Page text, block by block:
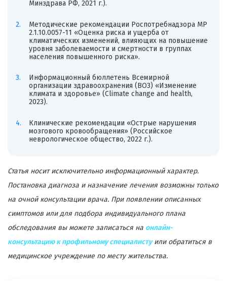
Минздрава РФ, 2021 г.).
Методические рекомендации Роспотребнадзора МР
2.1.10.0057-11 «Оценка риска и ущерба от
климатических изменений, влияющих на повышение
уровня заболеваемости и смертности в группах
населения повышенного риска».
Информационный бюллетень Всемирной
организации здравоохранения (ВОЗ) «Изменение
климата и здоровье» (Climate change and health,
2023).
Клинические рекомендации «Острые нарушения
мозгового кровообращения» (Российское
неврологическое общество, 2022 г.).
Статья носит исключительно информационный характер.
Постановка диагноза и назначение лечения возможны только
на очной консультации врача. При появлении описанных
симптомов или для подбора индивидуального плана
обследования вы можете записаться на онлайн-
консультацию к профильному специалистуили обратиться в
медицинское учреждение по месту жительства.